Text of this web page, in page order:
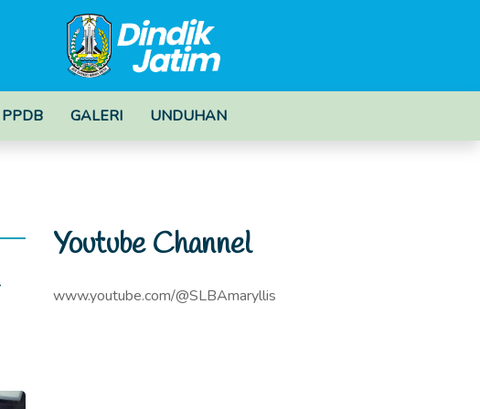
PPDB GALERI UNDUHAN
Youtube Channel
www.youtube.com/@SLBAmaryllis